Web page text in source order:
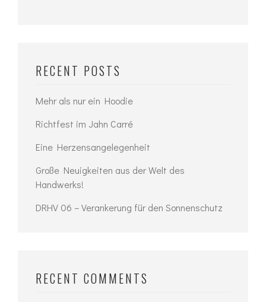
RECENT POSTS
Mehr als nur ein Hoodie
Richtfest im Jahn Carré
Eine Herzensangelegenheit
Große Neuigkeiten aus der Welt des
Handwerks!
DRHV 06 – Verankerung für den Sonnenschutz
RECENT COMMENTS